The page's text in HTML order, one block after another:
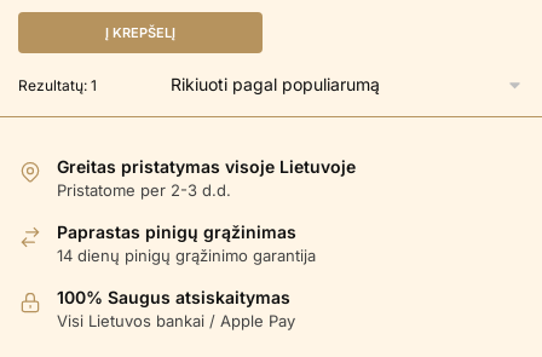
Į KREPŠELĮ
Rezultatų: 1
Greitas pristatymas visoje Lietuvoje
Pristatome per 2-3 d.d.
Paprastas pinigų grąžinimas
14 dienų pinigų grąžinimo garantija
100% Saugus atsiskaitymas
Visi Lietuvos bankai / Apple Pay